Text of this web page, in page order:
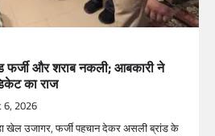
और शराब नकली; आबकारी ने
का राज
6, 2026
उजागर, फर्जी पहचान देकर असली ब्रांड के